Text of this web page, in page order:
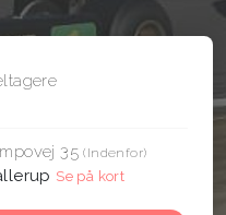
35(Indenfor)
Se på kort